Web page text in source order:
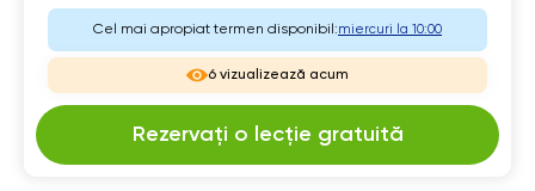
Cel mai apropiat termen disponibil:miercuri la 10:00
6 vizualizează acum
Rezervați o lecție gratuită